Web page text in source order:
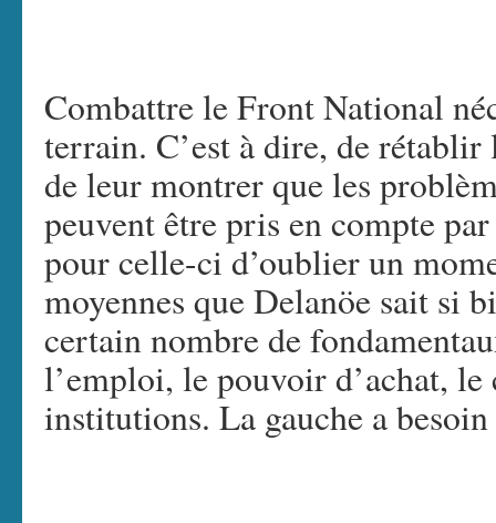
Combattre le Front National
terrain. C’est à dire, de rétablir
de leur montrer que les
peuvent être pris en compte
pour celle-ci d’oublier un
moyennes que Delanöe sait si
certain nombre de
l’emploi, le pouvoir d’achat,
institutions. La gauche a